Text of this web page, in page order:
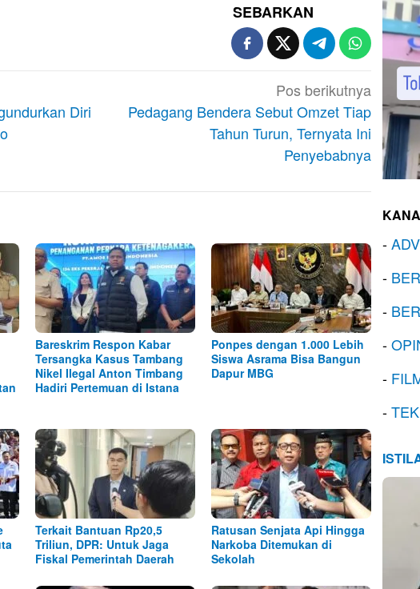
SEBARKAN
Diri
Pos berikutnya
Pedagang Bendera Sebut Omzet Tiap
Tahun Turun, Ternyata Ini
Penyebabnya
Bareskrim Respon Kabar
Tersangka Kasus Tambang
Nikel Ilegal Anton Timbang
Hadiri Pertemuan di Istana
Ponpes dengan 1.000 Lebih
Siswa Asrama Bisa Bangun
Dapur MBG
Terkait Bantuan Rp20,5
Triliun, DPR: Untuk Jaga
Fiskal Pemerintah Daerah
Ratusan Senjata Api Hingga
Narkoba Ditemukan di
Sekolah
-
-
-
-
-
-